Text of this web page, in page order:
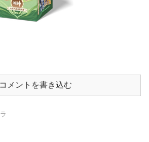
コメントを書き込む